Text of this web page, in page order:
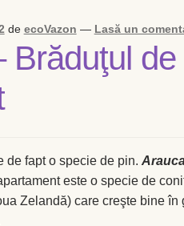
de ecoVazon — Lasă un
Brăduţul de
de fapt o specie de pin.
este o specie de
Zelandă) care creşte bine în